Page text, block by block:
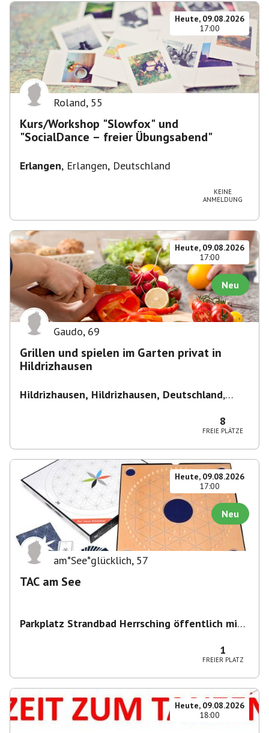
Heute, 09.08.2026
17:00
Roland, 55
Kurs/Workshop "Slowfox" und
"SocialDance – freier Übungsabend"
Erlangen, Erlangen, Deutschland
KEINE
ANMELDUNG
Heute, 09.08.2026
17:00
Neu
Gaudo, 69
Grillen und spielen im Garten privat in
Hildrizhausen
Hildrizhausen, Hildrizhausen, Deutschland,
8
FREIE PLÄTZE
Heute, 09.08.2026
17:00
Neu
am*See*glücklich, 57
TAC am See
Parkplatz Strandbad Herrsching öffentlich mit
1
FREIER PLATZ
Heute, 09.08.2026
18:00